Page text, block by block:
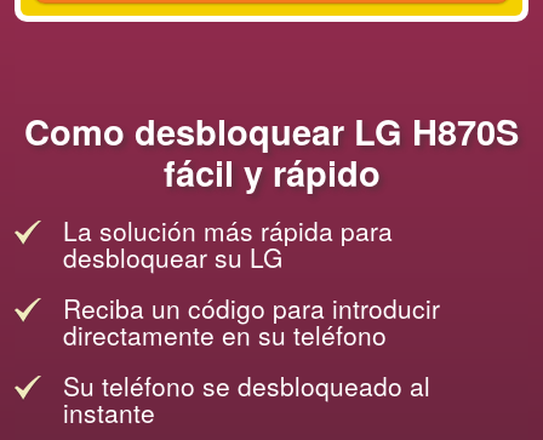
Como desbloquear LG H870S
fácil y rápido
La solución más rápida para
desbloquear su LG
Reciba un código para introducir
directamente en su teléfono
Su teléfono se desbloqueado al
instante